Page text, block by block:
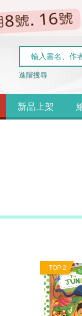
進階搜尋
新品上架
TOP 2